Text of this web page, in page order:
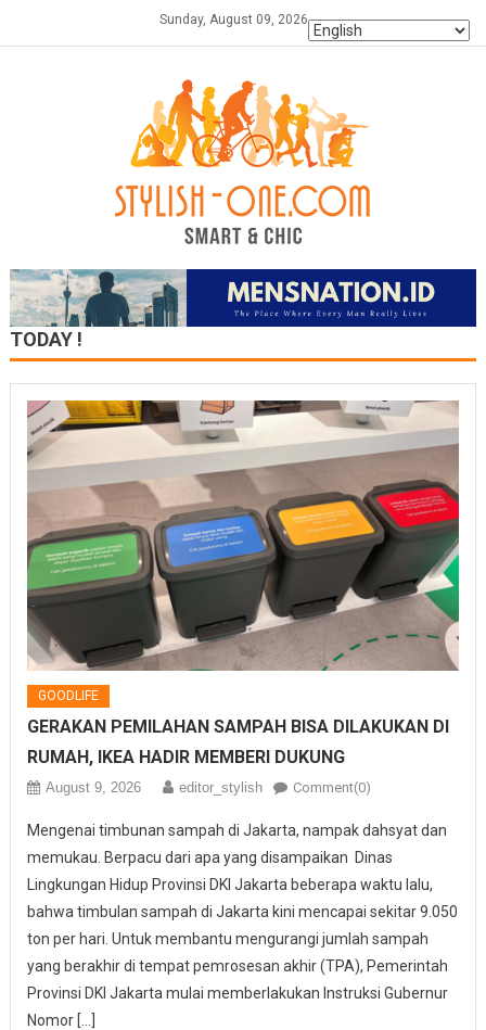
Sunday, August 09, 2026
TODAY !
GOODLIFE
GERAKAN PEMILAHAN SAMPAH BISA DILAKUKAN DI
RUMAH, IKEA HADIR MEMBERI DUKUNG
August 9, 2026 editor_stylish Comment(0)
Mengenai timbunan sampah di Jakarta, nampak dahsyat dan
memukau. Berpacu dari apa yang disampaikan Dinas
Lingkungan Hidup Provinsi DKI Jakarta beberapa waktu lalu,
bahwa timbulan sampah di Jakarta kini mencapai sekitar 9.050
ton per hari. Untuk membantu mengurangi jumlah sampah
yang berakhir di tempat pemrosesan akhir (TPA), Pemerintah
Provinsi DKI Jakarta mulai memberlakukan Instruksi Gubernur
Nomor […]